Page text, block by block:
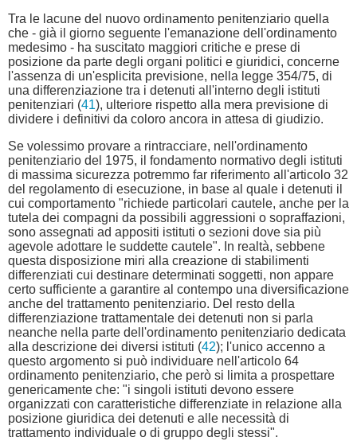
Tra le lacune del nuovo ordinamento penitenziario quella
che - già il giorno seguente l'emanazione dell'ordinamento
medesimo - ha suscitato maggiori critiche e prese di
posizione da parte degli organi politici e giuridici, concerne
l'assenza di un'esplicita previsione, nella legge 354/75, di
una differenziazione tra i detenuti all'interno degli istituti
penitenziari (41), ulteriore rispetto alla mera previsione di
dividere i definitivi da coloro ancora in attesa di giudizio.
Se volessimo provare a rintracciare, nell'ordinamento
penitenziario del 1975, il fondamento normativo degli istituti
di massima sicurezza potremmo far riferimento all'articolo 32
del regolamento di esecuzione, in base al quale i detenuti il
cui comportamento "richiede particolari cautele, anche per la
tutela dei compagni da possibili aggressioni o sopraffazioni,
sono assegnati ad appositi istituti o sezioni dove sia più
agevole adottare le suddette cautele". In realtà, sebbene
questa disposizione miri alla creazione di stabilimenti
differenziati cui destinare determinati soggetti, non appare
certo sufficiente a garantire al contempo una diversificazione
anche del trattamento penitenziario. Del resto della
differenziazione trattamentale dei detenuti non si parla
neanche nella parte dell'ordinamento penitenziario dedicata
alla descrizione dei diversi istituti (42); l'unico accenno a
questo argomento si può individuare nell'articolo 64
ordinamento penitenziario, che però si limita a prospettare
genericamente che: "i singoli istituti devono essere
organizzati con caratteristiche differenziate in relazione alla
posizione giuridica dei detenuti e alle necessità di
trattamento individuale o di gruppo degli stessi".